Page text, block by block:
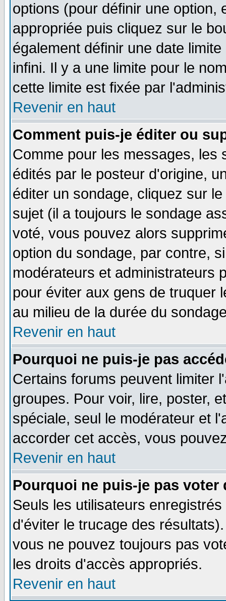
options (pour définir une option,
appropriée puis cliquez sur le
également définir une date
infini. Il y a une limite pour le
cette limite est fixée par
Revenir en haut
Comment puis-je éditer ou
Comme pour les messages, les
édités par le posteur d'origine,
éditer un sondage, cliquez sur
sujet (il a toujours le sondage
voté, vous pouvez alors
option du sondage, par contre,
modérateurs et administrateurs
pour éviter aux gens de truquer
au milieu de la durée du
Revenir en haut
Pourquoi ne puis-je pas
Certains forums peuvent limiter
groupes. Pour voir, lire, poster,
spéciale, seul le modérateur et
accorder cet accès, vous
Revenir en haut
Pourquoi ne puis-je pas voter
Seuls les utilisateurs
d'éviter le trucage des
vous ne pouvez toujours pas
les droits d'accès appropriés.
Revenir en haut